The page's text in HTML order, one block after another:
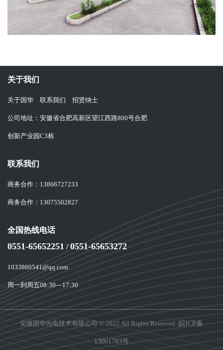
关于我们
关于国华 联系我们 招贤纳士
公司地址：安徽省合肥高新区望江西路800号合肥
创新产业园C3栋
联系我们
商务合作： 13866727233
商务合作： 13075502827
全国热线电话
0551-65652251 /0551-65653272
1033860541@qq.com
周一到周五08:30—17:30
安徽国华光电技术有限公司 © 2022 All Rights Reserved. 皖ICP备
13001703号